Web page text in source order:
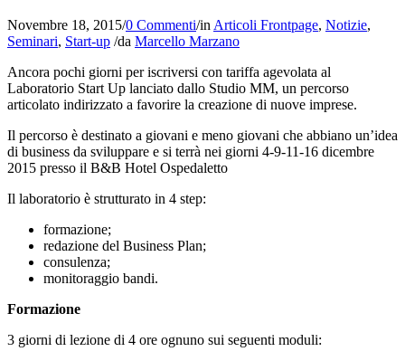
Novembre 18, 2015/0 Commenti/in Articoli Frontpage, Notizie,
Seminari, Start-up /da Marcello Marzano
Ancora pochi giorni per iscriversi con tariffa agevolata al
Laboratorio Start Up lanciato dallo Studio MM, un percorso
articolato indirizzato a favorire la creazione di nuove imprese.
Il percorso è destinato a giovani e meno giovani che abbiano un’idea
di business da sviluppare e si terrà nei giorni 4-9-11-16 dicembre
2015 presso il B&B Hotel Ospedaletto
Il laboratorio è strutturato in 4 step:
formazione;
redazione del Business Plan;
consulenza;
monitoraggio bandi.
Formazione
3 giorni di lezione di 4 ore ognuno sui seguenti moduli: